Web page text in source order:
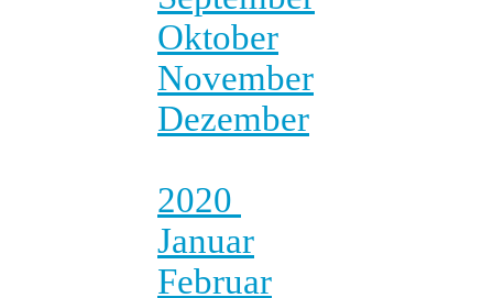
Oktober
November
Dezember
2020
Januar
Februar